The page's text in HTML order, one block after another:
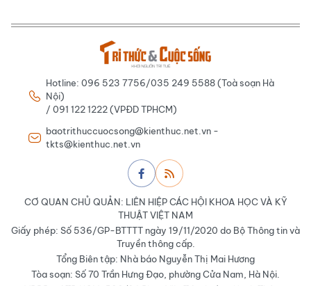
Hotline: 096 523 7756/035 249 5588 (Toà soạn Hà
Nội)
/ 091 122 1222 (VPĐD TPHCM)
baotrithuccuocsong@kienthuc.net.vn -
tkts@kienthuc.net.vn
CƠ QUAN CHỦ QUẢN: LIÊN HIỆP CÁC HỘI KHOA HỌC VÀ KỸ
THUẬT VIỆT NAM
Giấy phép: Số 536/GP-BTTTT ngày 19/11/2020 do Bộ Thông tin và
Truyền thông cấp.
Tổng Biên tập: Nhà báo Nguyễn Thị Mai Hương
Tòa soạn: Số 70 Trần Hưng Đạo, phường Cửa Nam, Hà Nội.